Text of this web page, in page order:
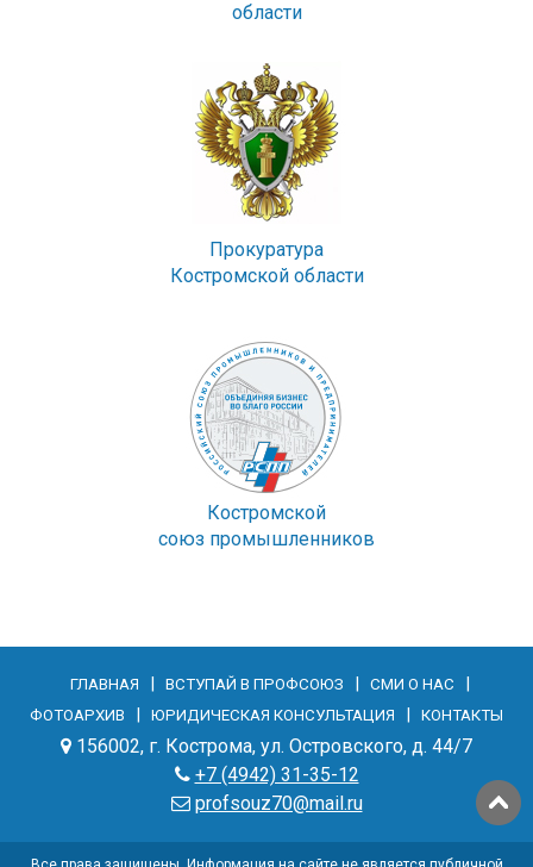
области
Прокуратура
Костромской области
Костромской
союз промышленников
ГЛАВНАЯ ВСТУПАЙ В ПРОФСОЮЗ СМИ О НАС
ФОТОАРХИВ ЮРИДИЧЕСКАЯ КОНСУЛЬТАЦИЯ КОНТАКТЫ
156002, г. Кострома, ул. Островского, д. 44/7
+7 (4942) 31-35-12
profsouz70@mail.ru